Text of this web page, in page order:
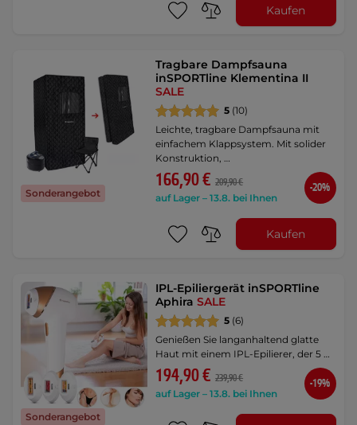
Kaufen
Sonderangebot
Tragbare Dampfsauna
inSPORTline Klementina II
SALE
5 (10)
Leichte, tragbare Dampfsauna mit
einfachem Klappsystem. Mit solider
Konstruktion, …
166,90 € 209,90 €
auf Lager – 13.8. bei Ihnen
-20%
Kaufen
Sonderangebot
IPL-Epiliergerät inSPORTline
AphiraSALE
5 (6)
Genießen Sie langanhaltend glatte
Haut mit einem IPL-Epilierer, der 5 …
194,90 € 239,90 €
auf Lager – 13.8. bei Ihnen
-19%